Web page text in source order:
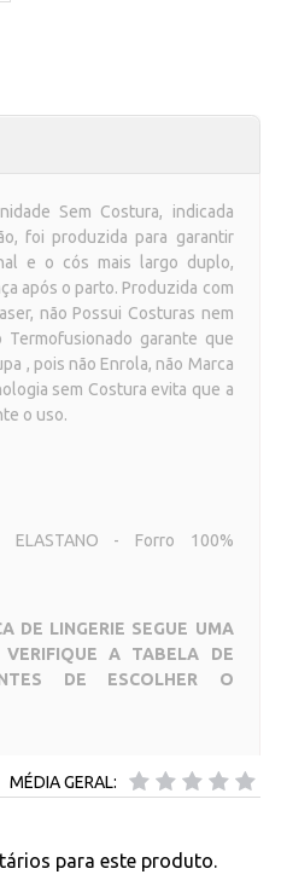
Sem Costura, indicada
foi produzida para garantir
e o cós mais largo duplo,
após o parto. Produzida com
não Possui Costuras nem
Termofusionado garante que
, pois não Enrola, não Marca
sem Costura evita que a
o uso.
ELASTANO - Forro 100%
DE LINGERIE SEGUE UMA
A TABELA DE
DE ESCOLHER O
MÉDIA GERAL:
para este produto.